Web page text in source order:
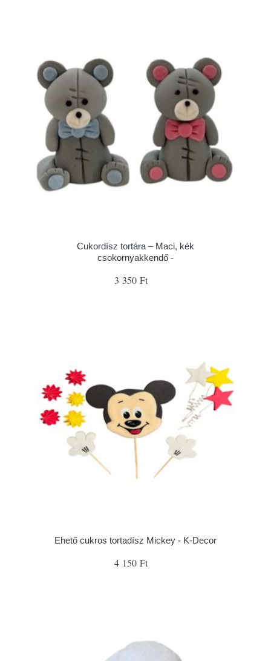
Cukordísz tortára – Maci, kék
csokornyakkendő -
3 350 Ft
Ehető cukros tortadísz Mickey - K-Decor
4 150 Ft